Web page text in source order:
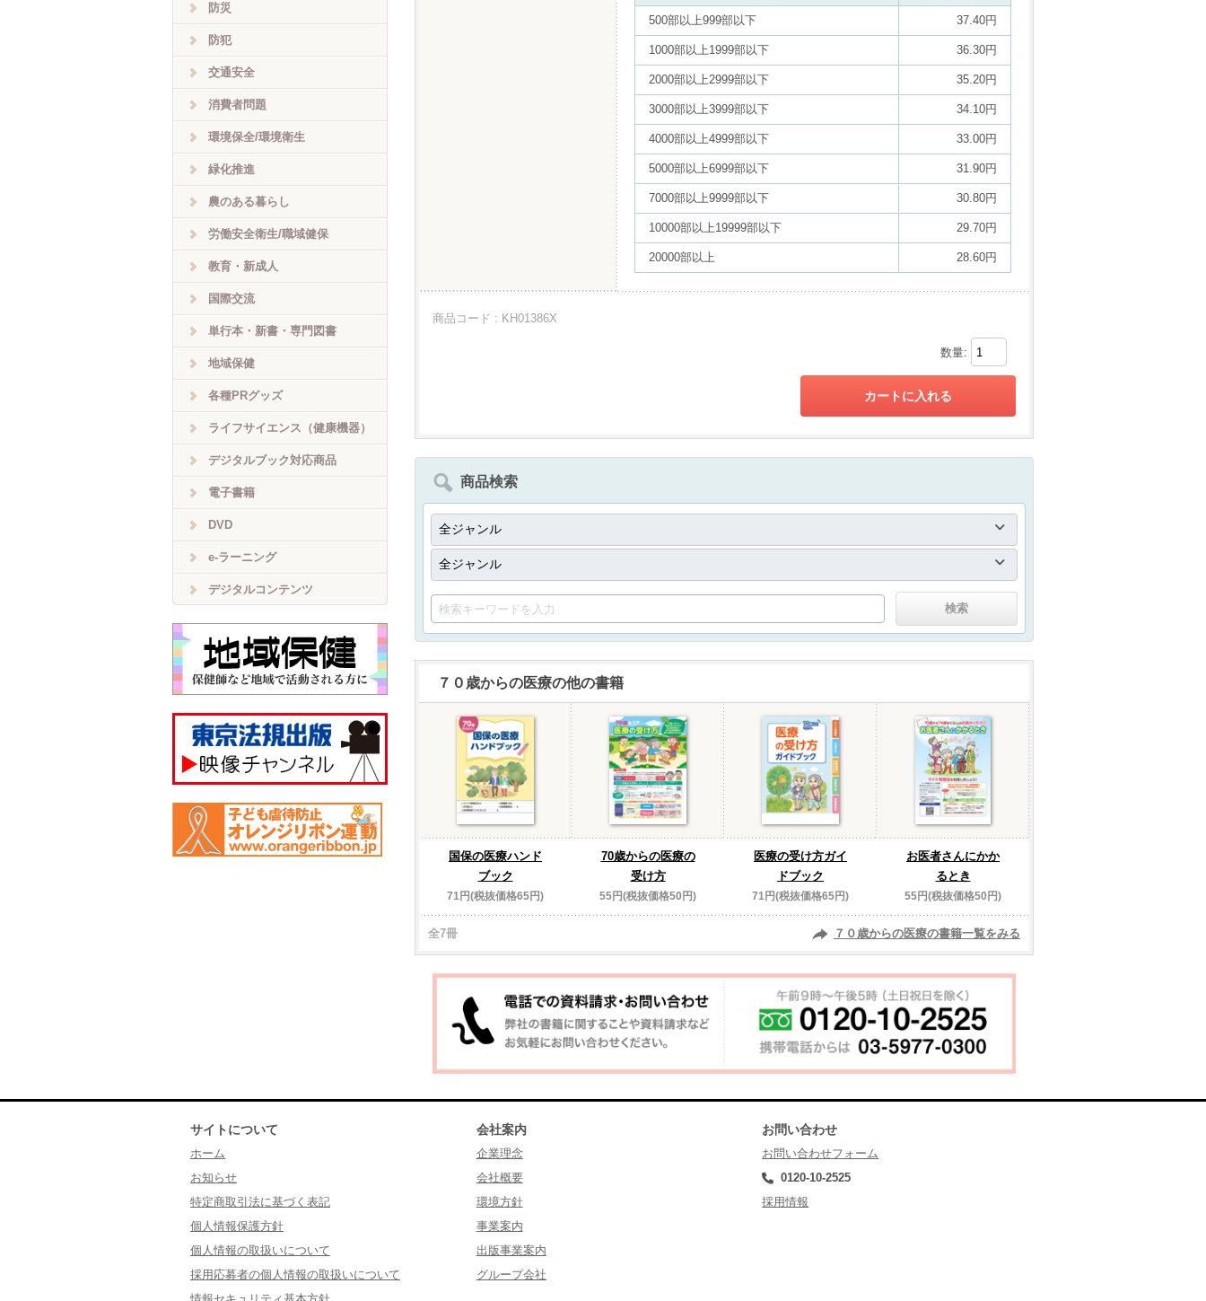
500部以上999部以下 37.40円
1000部以上1999部以下 36.30円
2000部以上2999部以下 35.20円
3000部以上3999部以下 34.10円
4000部以上4999部以下 33.00円
5000部以上6999部以下 31.90円
7000部以上9999部以下 30.80円
10000部以上19999部以下 29.70円
20000部以上 28.60円
商品コード : KH01386X
数量:
商品検索
７０歳からの医療の他の書籍
国保の医療ハンド
ブック
71円(税抜価格65円)
70歳からの医療の
受け方
55円(税抜価格50円)
医療の受け方ガイ
ドブック
71円(税抜価格65円)
お医者さんにかか
るとき
55円(税抜価格50円)
全7冊 ７０歳からの医療の書籍一覧をみる
防災
防犯
交通安全
消費者問題
環境保全/環境衛生
緑化推進
農のある暮らし
労働安全衛生/職域健保
教育・新成人
国際交流
単行本・新書・専門図書
地域保健
各種PRグッズ
ライフサイエンス（健康機器）
デジタルブック対応商品
電子書籍
DVD
e-ラーニング
デジタルコンテンツ
サイトについて
ホーム
お知らせ
特定商取引法に基づく表記
個人情報保護方針
個人情報の取扱いについて
採用応募者の個人情報の取扱いについて
会社案内
企業理念
会社概要
環境方針
事業案内
出版事業案内
グループ会社
お問い合わせ
お問い合わせフォーム
0120-10-2525
採用情報